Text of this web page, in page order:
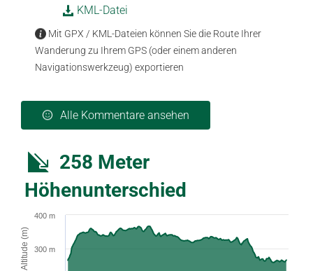
KML-Datei
Mit GPX / KML-Dateien können Sie die Route Ihrer
Wanderung zu Ihrem GPS (oder einem anderen
Navigationswerkzeug) exportieren
Alle Kommentare ansehen
258 Meter
Höhenunterschied
Altitude (m) 300 m
400 m